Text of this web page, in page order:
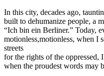
In this city, decades ago,
built to dehumanize people, a
“Ich bin ein Berliner.” Today,
motionless,motionless, when I
streets
for the rights of the oppressed,
when the proudest words may